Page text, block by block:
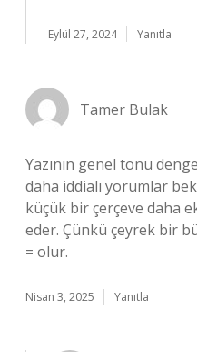
Eylül 27, 2024 Yanıtla
Tamer Bulak
Yazının genel tonu
daha iddialı yorumlar
küçük bir çerçeve daha
eder. Çünkü çeyrek bir
= olur.
Nisan 3, 2025 Yanıtla